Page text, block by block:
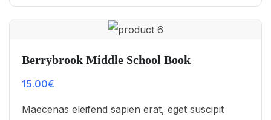
Berrybrook Middle School Book
15.00€
Maecenas eleifend sapien erat, eget suscipit